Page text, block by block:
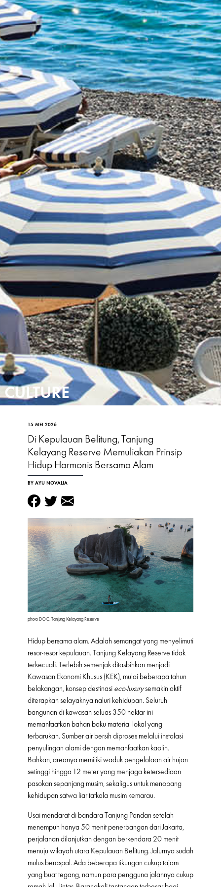
CULTURE
15 MEI 2026
Di Kepulauan Belitung, Tanjung
Kelayang Reserve Memuliakan Prinsip
Hidup Harmonis Bersama Alam
BY AYU NOVALIA
photo DOC. Tanjung Kelayang Reserve
Hidup bersama alam. Adalah semangat yang menyelimuti
resor-resor kepulauan. Tanjung Kelayang Reserve tidak
terkecuali. Terlebih semenjak ditasbihkan menjadi
Kawasan Ekonomi Khusus (KEK), mulai beberapa tahun
belakangan, konsep destinasi eco-luxurysemakin aktif
diterapkan selayaknya naluri kehidupan. Seluruh
bangunan di kawasan seluas 350 hektar ini
memanfaatkan bahan baku material lokal yang
terbarukan. Sumber air bersih diproses melalui instalasi
penyulingan alami dengan memanfaatkan kaolin.
Bahkan, areanya memiliki waduk pengelolaan air hujan
setinggi hingga 12 meter yang menjaga ketersediaan
pasokan sepanjang musim, sekaligus untuk menopang
kehidupan satwa liar tatkala musim kemarau.
Usai mendarat di bandara Tanjung Pandan setelah
menempuh hanya 50 menit penerbangan dari Jakarta,
perjalanan dilanjutkan dengan berkendara 20 menit
menuju wilayah utara Kepulauan Belitung. Jalurnya sudah
mulus beraspal. Ada beberapa tikungan cukup tajam
yang buat tegang, namun para pengguna jalannya cukup